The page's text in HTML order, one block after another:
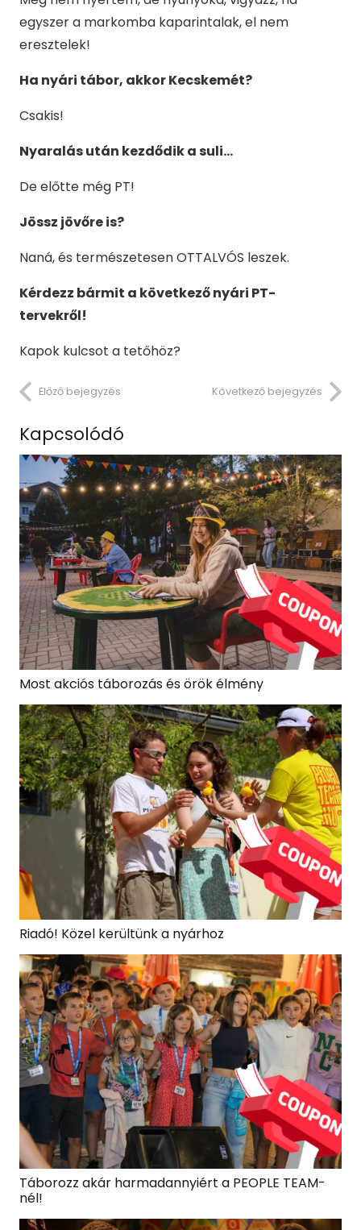
egyszer a markomba kaparintalak, el nem
eresztelek!
Ha nyári tábor, akkor Kecskemét?
Csakis!
Nyaralás után kezdődik a suli…
De előtte még PT!
Jössz jövőre is?
Naná, és természetesen OTTALVÓS leszek.
Kérdezz bármit a következő nyári PT-
tervekről!
Kapok kulcsot a tetőhöz?
Előző bejegyzés Következő bejegyzés
Kapcsolódó
Most akciós táborozás és örök élmény
Riadó! Közel kerültünk a nyárhoz
Táborozz akár harmadannyiért a PEOPLE TEAM-
nél!